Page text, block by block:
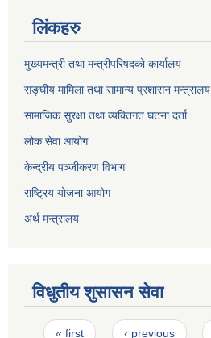
लिंकहरु
मुख्यमन्त्री तथा मन्त्रीपरिषदको कार्यालय
सङ्घीय मामिला तथा सामान्य प्रशासन मन्त्रालय
सामाजिक सुरक्षा तथा व्यक्तिगत घटना दर्ता
लोक सेवा आयोग
केन्द्रीय पञ्जीकरण विभाग
राष्ट्रिय योजना आयोग
अर्थ मन्त्रालय
विधुतीय शुसासन सेवा
Pages
« first ‹ previous